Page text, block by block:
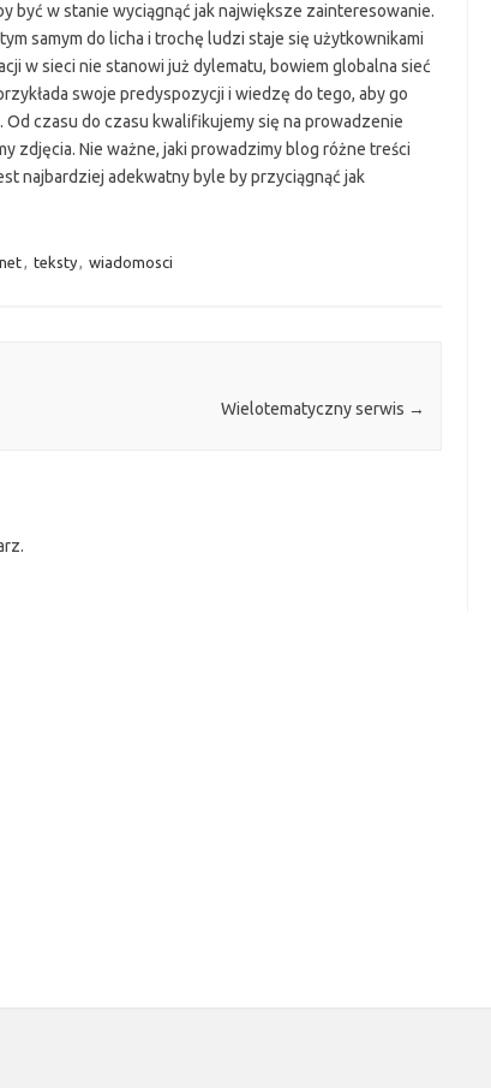
być w stanie wyciągnąć jak największe zainteresowanie.
samym do licha i trochę ludzi staje się użytkownikami
w sieci nie stanowi już dylematu, bowiem globalna sieć
swoje predyspozycji i wiedzę do tego, aby go
Od czasu do czasu kwalifikujemy się na prowadzenie
zdjęcia. Nie ważne, jaki prowadzimy blog różne treści
najbardziej adekwatny byle by przyciągnąć jak
, teksty, wiadomosci
Wielotematyczny serwis →